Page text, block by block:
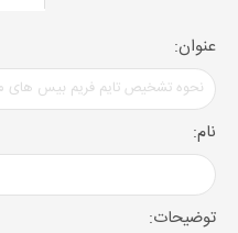
عنوان:
نام:
توضیحات: